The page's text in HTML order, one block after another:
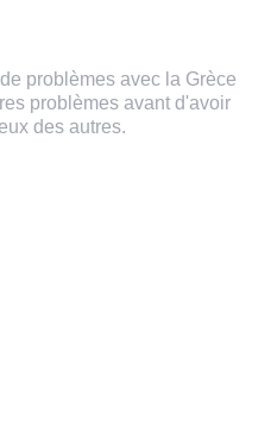
problèmes avec la Grèce
problèmes avant d'avoir
des autres.